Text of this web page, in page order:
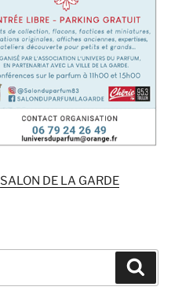
SALON DE LA GARDE